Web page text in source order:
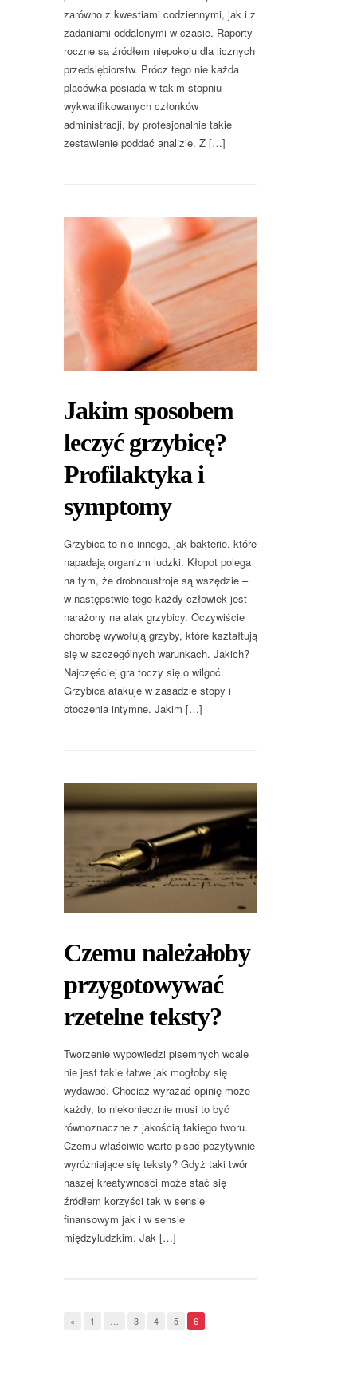
zarówno z kwestiami codziennymi, jak i z
zadaniami oddalonymi w czasie. Raporty
roczne są źródłem niepokoju dla licznych
przedsiębiorstw. Prócz tego nie każda
placówka posiada w takim stopniu
wykwalifikowanych członków
administracji, by profesjonalnie takie
zestawienie poddać analizie. Z […]
Jakim sposobem
leczyć grzybicę?
Profilaktyka i
symptomy
Grzybica to nic innego, jak bakterie, które
napadają organizm ludzki. Kłopot polega
na tym, że drobnoustroje są wszędzie –
w następstwie tego każdy człowiek jest
narażony na atak grzybicy. Oczywiście
chorobę wywołują grzyby, które kształtują
się w szczególnych warunkach. Jakich?
Najczęściej gra toczy się o wilgoć.
Grzybica atakuje w zasadzie stopy i
otoczenia intymne. Jakim […]
Czemu należałoby
przygotowywać
rzetelne teksty?
Tworzenie wypowiedzi pisemnych wcale
nie jest takie łatwe jak mogłoby się
wydawać. Chociaż wyrażać opinię może
każdy, to niekoniecznie musi to być
równoznaczne z jakością takiego tworu.
Czemu właściwie warto pisać pozytywnie
wyróżniające się teksty? Gdyż taki twór
naszej kreatywności może stać się
źródłem korzyści tak w sensie
finansowym jak i w sensie
międzyludzkim. Jak […]
« 1 … 3 4 5 6